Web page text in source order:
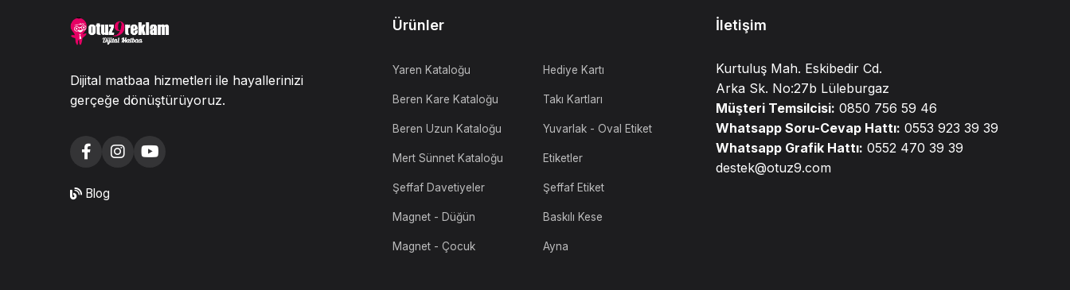
Dijital matbaa hizmetleri ile hayallerinizi
gerçeğe dönüştürüyoruz.
Blog
Ürünler
Yaren Kataloğu
Beren Kare Kataloğu
Beren Uzun Kataloğu
Mert Sünnet Kataloğu
Şeffaf Davetiyeler
Magnet - Düğün
Magnet - Çocuk
Hediye Kartı
Takı Kartları
Yuvarlak - Oval Etiket
Etiketler
Şeffaf Etiket
Baskılı Kese
Ayna
İletişim
Kurtuluş Mah. Eskibedir Cd.
Arka Sk. No:27b Lüleburgaz
Müşteri Temsilcisi: 0850 756 59 46
Whatsapp Soru-Cevap Hattı: 0553 923 39 39
Whatsapp Grafik Hattı: 0552 470 39 39
destek@otuz9.com